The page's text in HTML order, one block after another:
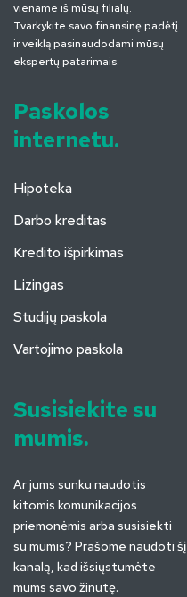
viename iš mūsų filialų.
Tvarkykite savo finansinę padėtį
ir veiklą pasinaudodami mūsų
ekspertų patarimais.
Paskolos
internetu.
Hipoteka
Darbo kreditas
Kredito išpirkimas
Lizingas
Studijų paskola
Vartojimo paskola
Susisiekite su
mumis.
Ar jums sunku naudotis
kitomis komunikacijos
priemonėmis arba susisiekti
su mumis? Prašome naudoti šį
kanalą, kad išsiųstumėte
mums savo žinutę.